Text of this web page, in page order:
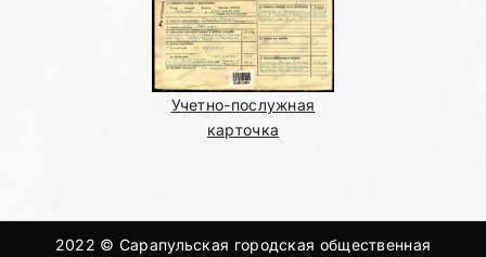
Учетно-послужная
карточка
2022 © Сарапульская городская общественная